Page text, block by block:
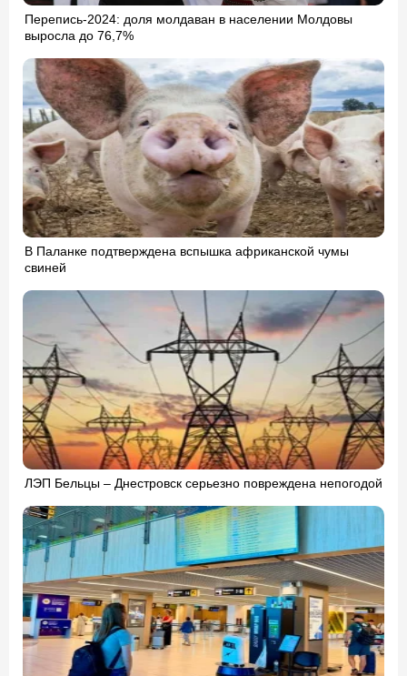
Перепись-2024: доля молдаван в населении Молдовы
выросла до 76,7%
В Паланке подтверждена вспышка африканской чумы
свиней
ЛЭП Бельцы – Днестровск серьезно повреждена непогодой